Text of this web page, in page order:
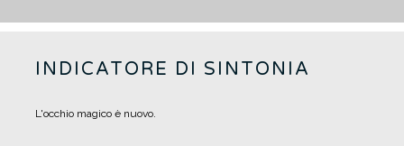
INDICATORE DI SINTONIA
L'occhio magico è nuovo.